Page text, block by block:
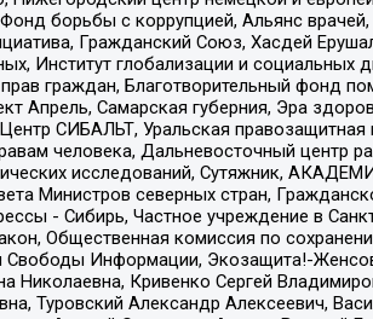
Фонд борьбы с коррупцией, Альянс
Гражданский Союз, Хасдей
Институт глобализации и
граждан, Благотворительный фонд
Апрель, Самарская губерния, Эра
СИБАЛЬТ, Уральская
человека, Дальневосточный центр
исследований, Сутяжник,
Министров северных стран,
- Сибирь, Частное учреждение в
Общественная комиссия по
Свободы Информации, Экозащита!-
Николаевна, Кривенко Сергей
Туровский Александр Алексеевич,